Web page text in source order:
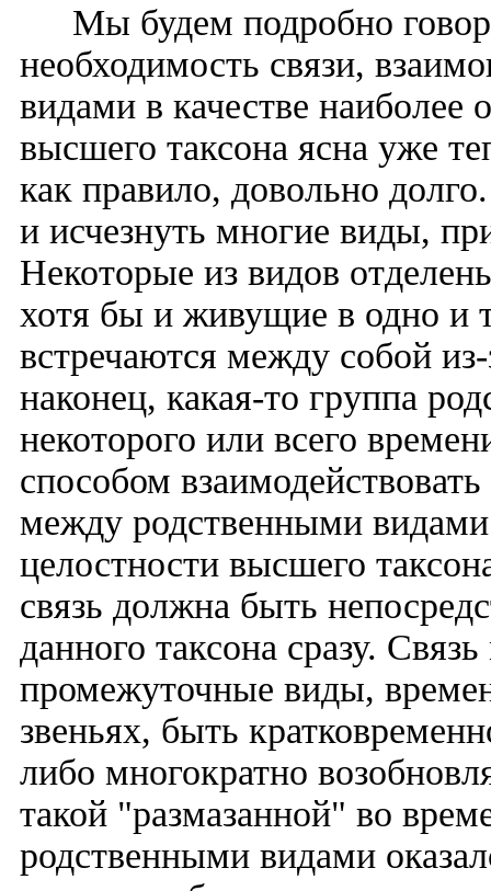
Мы будем подробно
необходимость связи,
видами в качестве наиболее
высшего таксона ясна уже
как правило, довольно
и исчезнуть многие виды,
Некоторые из видов
хотя бы и живущие в одно и
встречаются между собой
наконец, какая-то группа
некоторого или всего
способом
между родственными
целостности высшего
связь должна быть
данного таксона сразу.
промежуточные виды,
звеньях, быть
либо многократно
такой "размазанной" во
родственными видами